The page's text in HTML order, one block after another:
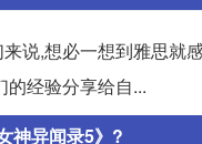
说,想必一想到雅思就
的经验分享给自...
神异闻录5》?